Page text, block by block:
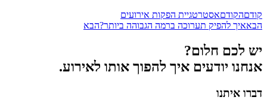
קודםהקודםאסטרטגיית הפקות אירועים
הבאאיך להפיק תערוכה ברמה הגבוהה ביותר?הבא
יש לכם חלום?
אנחנו יודעים איך להפוך אותו לאירוע.
דברו איתנו